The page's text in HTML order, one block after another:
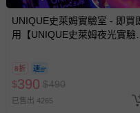
上服務，經消費者
戲或活動點數等）。
已拆封之以下類型商
-新生兒親膚衣物（
褲、紗布衣等）。
UNIQUE史萊姆實驗室 - 即買
用【UNIQUE史萊姆夜光實驗室
訂單編號兌換，逾期作廢) (大
人小孩均一價(3歲以上需購票))
8折
$390 $490
已售出 4265